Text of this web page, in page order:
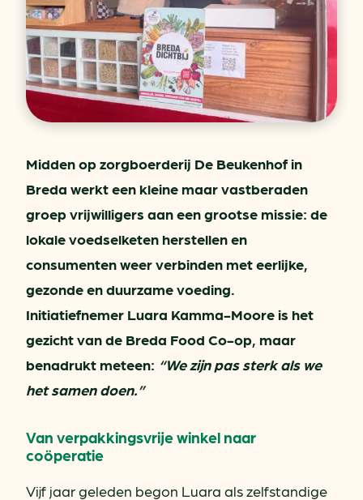
Midden op zorgboerderij De Beukenhof in
Breda werkt een kleine maar vastberaden
groep vrijwilligers aan een grootse missie: de
lokale voedselketen herstellen en
consumenten weer verbinden met eerlijke,
gezonde en duurzame voeding.
Initiatiefnemer Luara Kamma-Moore is het
gezicht van de Breda Food Co-op, maar
benadrukt meteen: “We zijn pas sterk als we
het samen doen.”
Van verpakkingsvrije winkel naar
coöperatie
Vijf jaar geleden begon Luara als zelfstandige